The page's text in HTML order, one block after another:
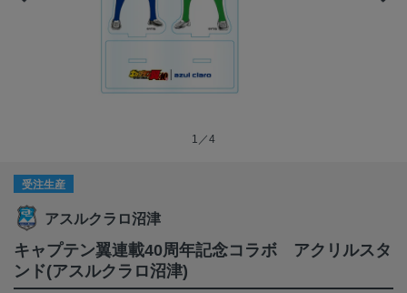
1／4
受注生産
アスルクラロ沼津
キャプテン翼連載40周年記念コラボ アクリルスタ
ンド(アスルクラロ沼津)